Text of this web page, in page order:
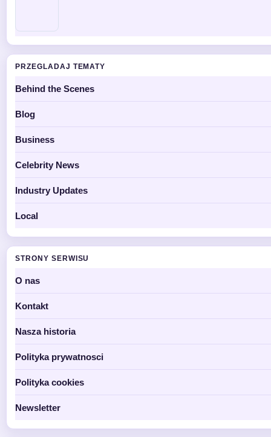
PRZEGLADAJ TEMATY
Behind the Scenes
Blog
Business
Celebrity News
Industry Updates
Local
STRONY SERWISU
O nas
Kontakt
Nasza historia
Polityka prywatnosci
Polityka cookies
Newsletter